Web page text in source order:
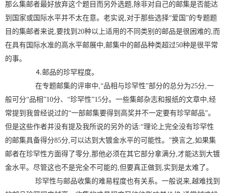
那么集邮者最好放弃这个题目而另外选题,除非对自己的邮集是否能达
到国家或国际水平并不太在意。老实说,对于那些选择“爱国”的专题题
目的集邮者来说,要找到20种以上适用的不同类别的邮品是很困难的,而
在具有国际水准的高水平邮展中,邮集中的邮品种类超过50种是很平常
的事。
⒋邮品的珍罕程度。
在专题邮集的评审中,“品相与珍罕性”部分的总分为25分,一
般可分“品相”10分、“珍罕性”15分。一些集邮杂志和报纸的文章中,经
常提到我曾经说过的“一部邮集要得到高奖并不一定要有珍罕邮品”。
但是这些作者并没有提及我所说的另外的话:“理论上完全没有珍罕性
的邮集具备得分85分,可以达到大镀金水平的可能性。”换言之,如果集
邮者在珍罕性方面得了零分,那他必须在其它部分拿满分,才能达到大镀
金水平。尽管这也不是完全不可能的,但要真正做到,实到是太难了。
珍罕性与邮品收集的难易程度也有关系。一般说来,越难找到